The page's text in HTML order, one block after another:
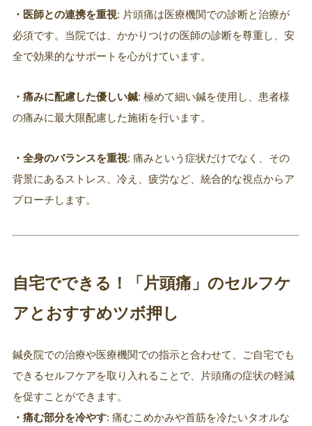
・医師との連携を重視: 片頭痛は医療機関での診断と治療が
必須です。当院では、かかりつけの医師の診断を尊重し、安
全で効果的なサポートを心がけています。
・痛みに配慮した優しい鍼: 極めて細い鍼を使用し、患者様
の痛みに最大限配慮した施術を行います。
・全身のバランスを重視: 痛みという症状だけでなく、その
背景にあるストレス、冷え、疲労など、統合的な視点からア
プローチします。
自宅でできる！「片頭痛」のセルフケ
アとおすすめツボ押し
鍼灸院での治療や医療機関での指示と合わせて、ご自宅でも
できるセルフケアを取り入れることで、片頭痛の症状の軽減
を促すことができます。
・痛む部分を冷やす: 痛むこめかみや首筋を冷たいタオルな